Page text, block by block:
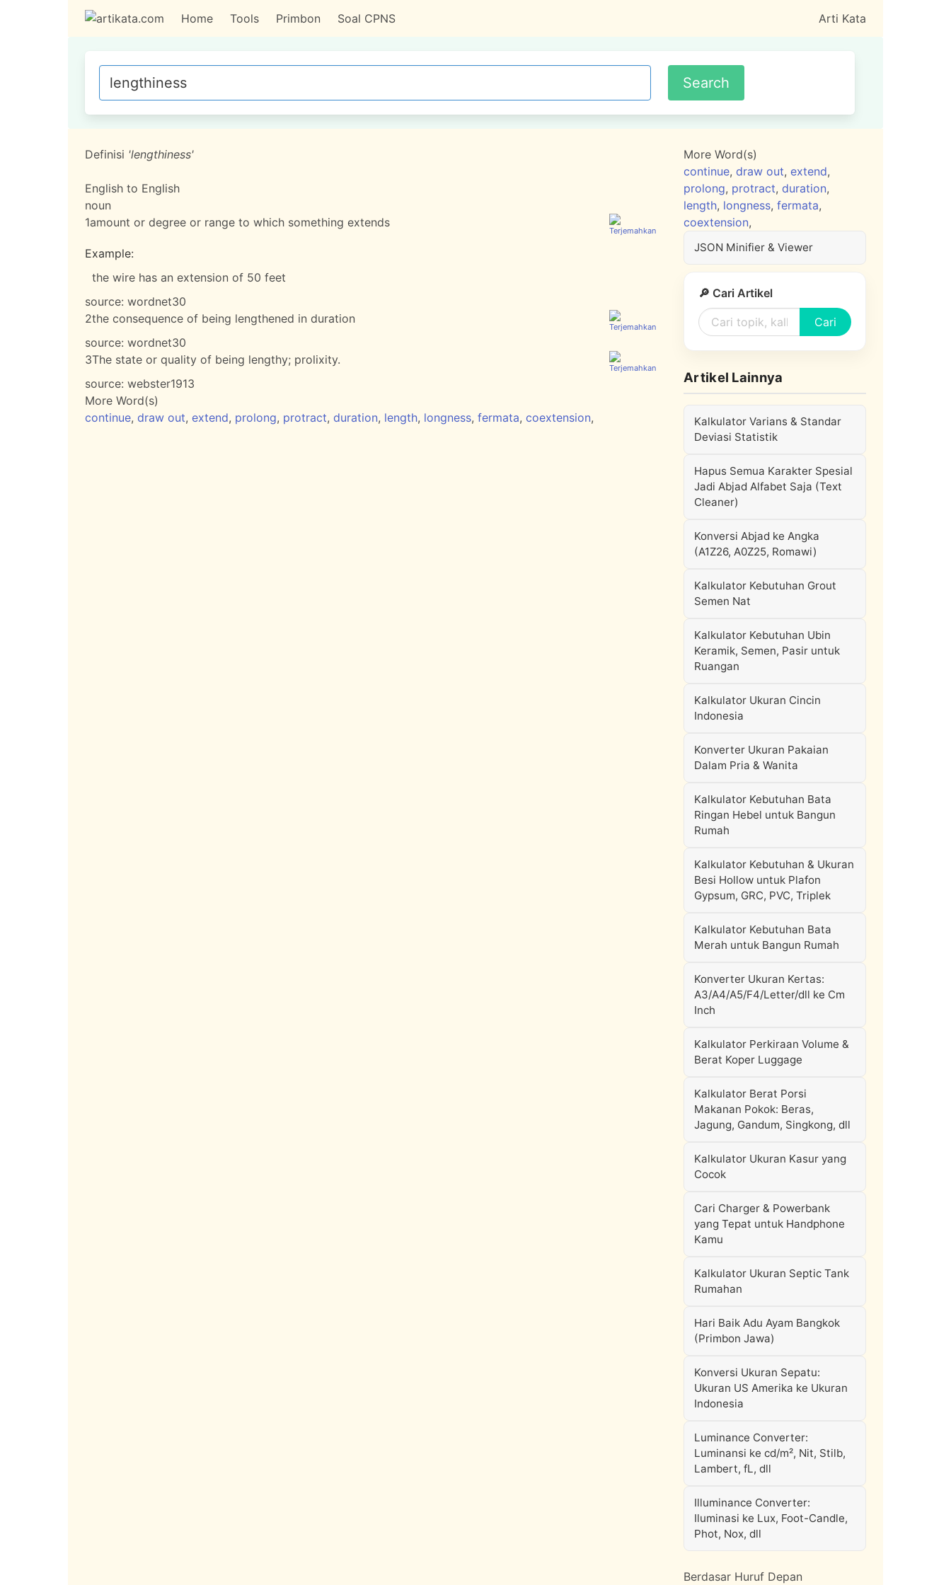
Home Tools Primbon Soal CPNS Arti Kata
Definisi 'lengthiness'
English to English
noun
1amount or degree or range to which something extends
Example:
the wire has an extension of 50 feet
source: wordnet30
2the consequence of being lengthened in duration
source: wordnet30
3The state or quality of being lengthy; prolixity.
source: webster1913
More Word(s)
continue, draw out, extend, prolong, protract, duration, length, longness, fermata, coextension,
More Word(s)
continue, draw out, extend,
prolong, protract, duration,
length, longness, fermata,
coextension,
JSON Minifier & Viewer
🔎 Cari Artikel
Cari
Artikel Lainnya
Kalkulator Varians & Standar
Deviasi Statistik
Hapus Semua Karakter Spesial
Jadi Abjad Alfabet Saja (Text
Cleaner)
Konversi Abjad ke Angka
(A1Z26, A0Z25, Romawi)
Kalkulator Kebutuhan Grout
Semen Nat
Kalkulator Kebutuhan Ubin
Keramik, Semen, Pasir untuk
Ruangan
Kalkulator Ukuran Cincin
Indonesia
Konverter Ukuran Pakaian
Dalam Pria & Wanita
Kalkulator Kebutuhan Bata
Ringan Hebel untuk Bangun
Rumah
Kalkulator Kebutuhan & Ukuran
Besi Hollow untuk Plafon
Gypsum, GRC, PVC, Triplek
Kalkulator Kebutuhan Bata
Merah untuk Bangun Rumah
Konverter Ukuran Kertas:
A3/A4/A5/F4/Letter/dll ke Cm
Inch
Kalkulator Perkiraan Volume &
Berat Koper Luggage
Kalkulator Berat Porsi
Makanan Pokok: Beras,
Jagung, Gandum, Singkong, dll
Kalkulator Ukuran Kasur yang
Cocok
Cari Charger & Powerbank
yang Tepat untuk Handphone
Kamu
Kalkulator Ukuran Septic Tank
Rumahan
Hari Baik Adu Ayam Bangkok
(Primbon Jawa)
Konversi Ukuran Sepatu:
Ukuran US Amerika ke Ukuran
Indonesia
Luminance Converter:
Luminansi ke cd/m², Nit, Stilb,
Lambert, fL, dll
Illuminance Converter:
Iluminasi ke Lux, Foot-Candle,
Phot, Nox, dll
Berdasar Huruf Depan